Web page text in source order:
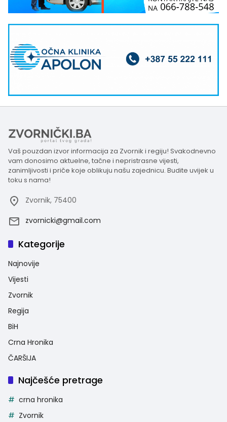
Vaš pouzdan izvor informacija za Zvornik i regiju! Svakodnevno
vam donosimo aktuelne, tačne i nepristrasne vijesti,
zanimljivosti i priče koje oblikuju našu zajednicu. Budite uvijek u
toku s nama!
Zvornik, 75400
zvornicki@gmail.com
Kategorije
Najnovije
Vijesti
Zvornik
Regija
BiH
Crna Hronika
ČARŠIJA
Najčešće pretrage
crna hronika
Zvornik